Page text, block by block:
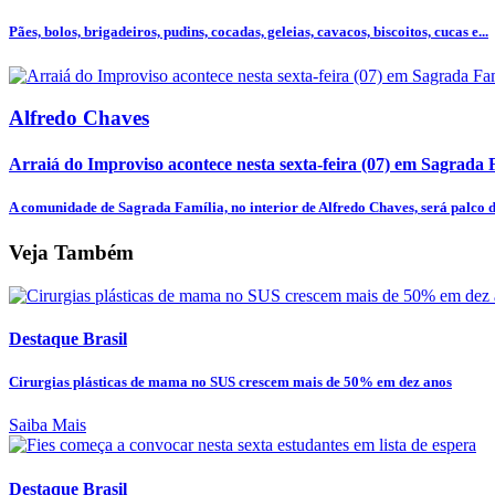
Pães, bolos, brigadeiros, pudins, cocadas, geleias, cavacos, biscoitos, cucas e...
Alfredo Chaves
Arraiá do Improviso acontece nesta sexta-feira (07) em Sagrada
A comunidade de Sagrada Família, no interior de Alfredo Chaves, será palco
Veja Também
Destaque Brasil
Cirurgias plásticas de mama no SUS crescem mais de 50% em dez anos
Saiba Mais
Destaque Brasil